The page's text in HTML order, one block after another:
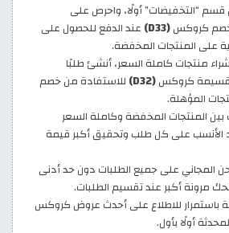
قسم “التخفيضات” أولًا، واحرص على
كروكس(D33)
عند الدفع للحصول على
منتجات كاملة السعر، أنشئ طلبًا
كروكس(D32)
للاستفادة من خصم
المنتجات المخفضة وكاملة السعر
الأنسب على كل طلب وتحقيق أكبر قيمة
المجاني على جميع الطلبات دون حد أدنى
مرونة أكبر عند تقسيم الطلبات.
باستمرار للاطلاع على أحدث عروض كروكس
أولًا بأول.